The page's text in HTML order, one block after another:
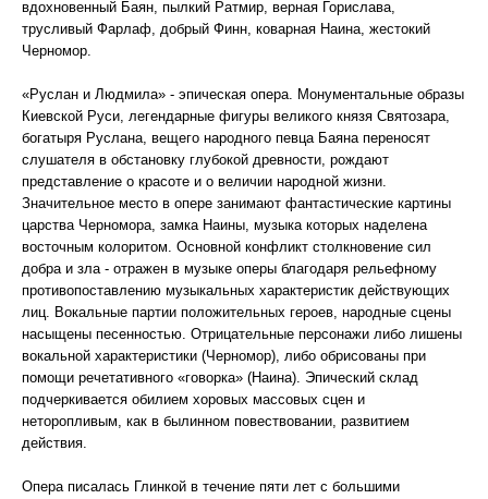
вдохновенный Баян, пылкий Ратмир, верная Горислава,
трусливый Фарлаф, добрый Финн, коварная Наина, жестокий
Черномор.
«Руслан и Людмила» - эпическая опера. Монументальные образы
Киевской Руси, легендарные фигуры великого князя Святозара,
богатыря Руслана, вещего народного певца Баяна переносят
слушателя в обстановку глубокой древности, рождают
представление о красоте и о величии народной жизни.
Значительное место в опере занимают фантастические картины
царства Черномора, замка Наины, музыка которых наделена
восточным колоритом. Основной конфликт столкновение сил
добра и зла - отражен в музыке оперы благодаря рельефному
противопоставлению музыкальных характеристик действующих
лиц. Вокальные партии положительных героев, народные сцены
насыщены песенностью. Отрицательные персонажи либо лишены
вокальной характеристики (Черномор), либо обрисованы при
помощи речетативного «говорка» (Наина). Эпический склад
подчеркивается обилием хоровых массовых сцен и
неторопливым, как в былинном повествовании, развитием
действия.
Опера писалась Глинкой в течение пяти лет с большими